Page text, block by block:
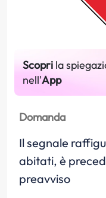
Scopri la
nell'App
Domanda
Il segnale
abitati, è
preavviso